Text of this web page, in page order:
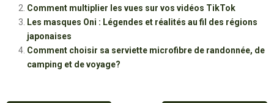
Comment multiplier les vues sur vos vidéos TikTok
Les masques Oni : Légendes et réalités au fil des régions
japonaises
Comment choisir sa serviette microfibre de randonnée, de
camping et de voyage?